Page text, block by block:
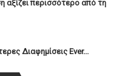
αξίζει περισσότερο από τη
Διαφημίσεις Ever...